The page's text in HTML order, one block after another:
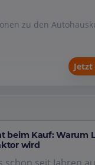
zu den
beim Kauf: Warum
wird